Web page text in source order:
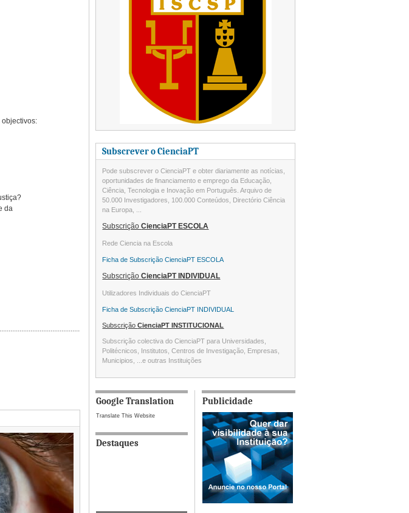
objectivos:
da
Subscrever o CienciaPT
Pode subscrever o CienciaPT e obter diariamente as notícias,
oportunidades de financiamento e emprego da Educação,
Ciência, Tecnologia e Inovação em Português. Arquivo de
50.000 Investigadores, 100.000 Conteúdos, Directório Ciência
na Europa, ...
SubscriçãoCienciaPT ESCOLA
Rede Ciencia na Escola
Ficha de Subscrição CienciaPT ESCOLA
SubscriçãoCienciaPT INDIVIDUAL
Utilizadores Individuais do CienciaPT
Ficha de Subscrição CienciaPT INDIVIDUAL
SubscriçãoCienciaPT INSTITUCIONAL
Subscrição colectiva do CienciaPT para Universidades,
Politécnicos, Institutos, Centros de Investigação, Empresas,
Municipios, ...e outras Instituições
Google Translation
Translate This Website
Destaques
Publicidade